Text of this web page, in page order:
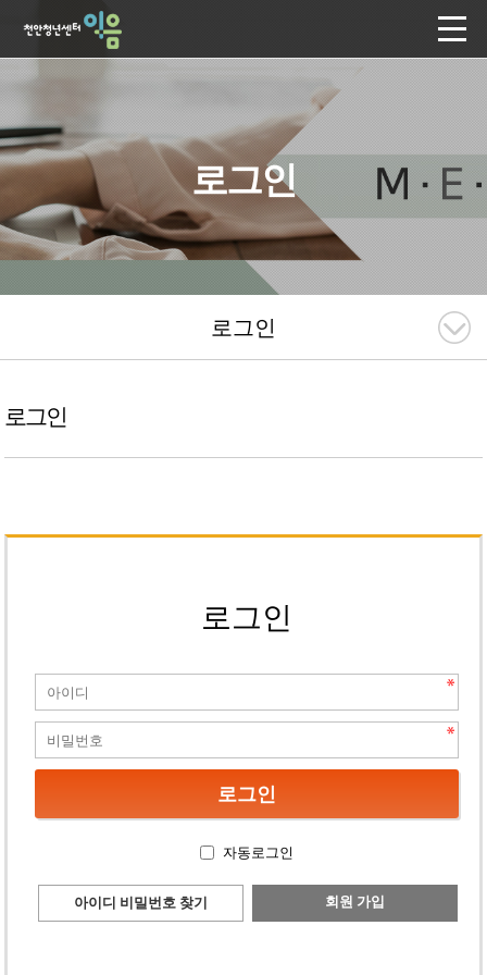
로그인
로그인
로그인
로그인
자동로그인
아이디 비밀번호 찾기 회원 가입